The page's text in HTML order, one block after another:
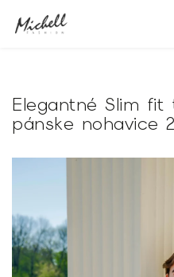
Elegantné Slim fit
pánske nohavice